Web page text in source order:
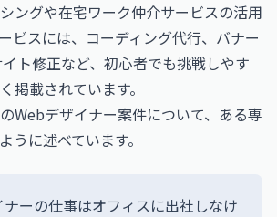
ングや在宅ワーク仲介サービスの活用
ビスには、コーディング代行、バナー
ト修正など、初心者でも挑戦しやす
掲載されています。
Webデザイナー案件について、ある専
うに述べています。
ーの仕事はオフィスに出社しなけ